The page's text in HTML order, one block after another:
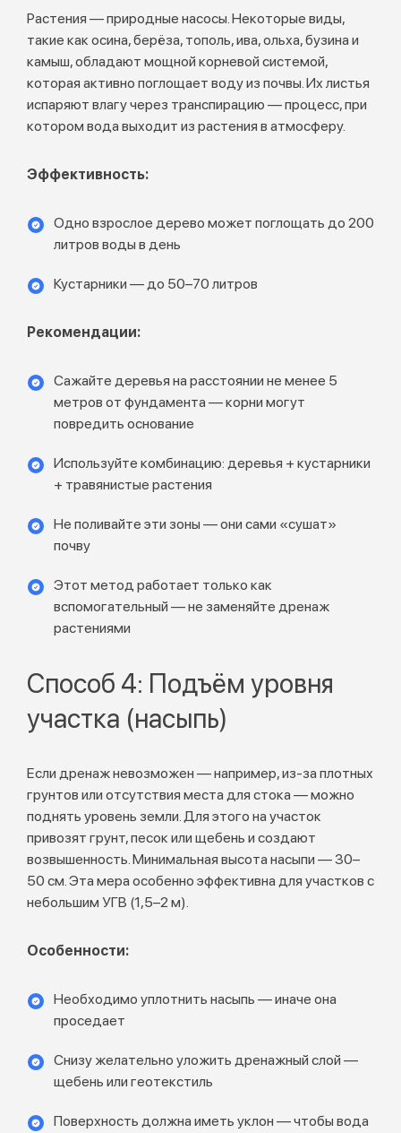
Растения — природные насосы. Некоторые виды,
такие как осина, берёза, тополь, ива, ольха, бузина и
камыш, обладают мощной корневой системой,
которая активно поглощает воду из почвы. Их листья
испаряют влагу через транспирацию — процесс, при
котором вода выходит из растения в атмосферу.
Эффективность:
Одно взрослое дерево может поглощать до 200
литров воды в день
Кустарники — до 50–70 литров
Рекомендации:
Сажайте деревья на расстоянии не менее 5
метров от фундамента — корни могут
повредить основание
Используйте комбинацию: деревья + кустарники
+ травянистые растения
Не поливайте эти зоны — они сами «сушат»
почву
Этот метод работает только как
вспомогательный — не заменяйте дренаж
растениями
Способ 4: Подъём уровня
участка (насыпь)
Если дренаж невозможен — например, из-за плотных
грунтов или отсутствия места для стока — можно
поднять уровень земли. Для этого на участок
привозят грунт, песок или щебень и создают
возвышенность. Минимальная высота насыпи — 30–
50 см. Эта мера особенно эффективна для участков с
небольшим УГВ (1,5–2 м).
Особенности:
Необходимо уплотнить насыпь — иначе она
проседает
Снизу желательно уложить дренажный слой —
щебень или геотекстиль
Поверхность должна иметь уклон — чтобы вода